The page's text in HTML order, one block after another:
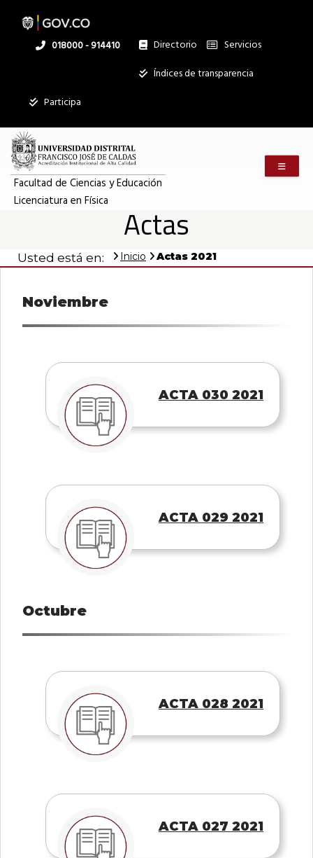
contenido
Linea
018000 - 914410 Directorio
Institucional
Servicios
Índices de transparencia
Participa
Facultad de Ciencias y Educación
Licenciatura en Física
Actas
Usted está en: Inicio Actas 2021
Noviembre
ACTA 030 2021
ACTA 029 2021
Octubre
ACTA 028 2021
ACTA 027 2021